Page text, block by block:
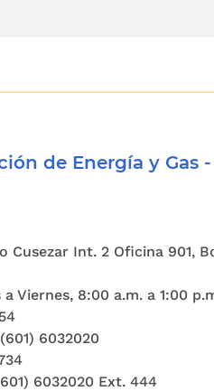
de Energía y Gas -
Cusezar Int. 2 Oficina 901,
Viernes, 8:00 a.m. a 1:00
6032020
6032020 Ext. 444